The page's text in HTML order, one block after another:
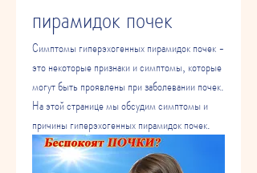
пирамидок почек
Симптомы гиперэхогенных пирамидок почек -
это некоторые признаки и симптомы, которые
могут быть проявлены при заболевании почек.
На этой странице мы обсудим симптомы и
причины гиперэхогенных пирамидок почек.